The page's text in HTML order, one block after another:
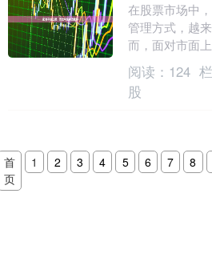
在股票市场中
管理方式，越
而，面对市面
选一个**正规
为广大股民最....
阅读： 124
股
首
页
1 2 3 4 5 6 7 8